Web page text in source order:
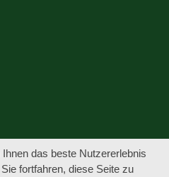
das beste Nutzererlebnis
fortfahren, diese Seite zu